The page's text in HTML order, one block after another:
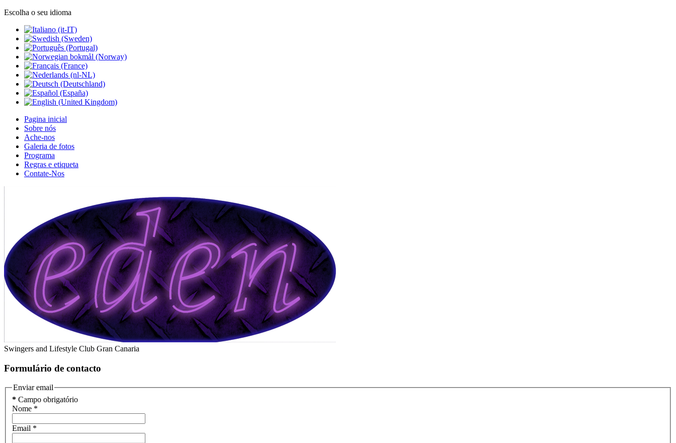
Escolha o seu idioma
Pagina inicial
Sobre nós
Ache-nos
Galeria de fotos
Programa
Regras e etiqueta
Contate-Nos
Swingers and Lifestyle Club Gran Canaria
Formulário de contacto
Enviar email
* Campo obrigatório
Nome *
Email *